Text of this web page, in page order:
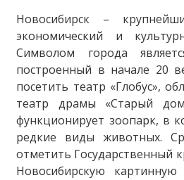
Новосибирск –
экономический и
Символом города
построенный в начале 20
посетить театр «Глобус»,
театр драмы «Старый
функционирует зоопарк, в
редкие виды животных.
отметить Государственный
Новосибирскую